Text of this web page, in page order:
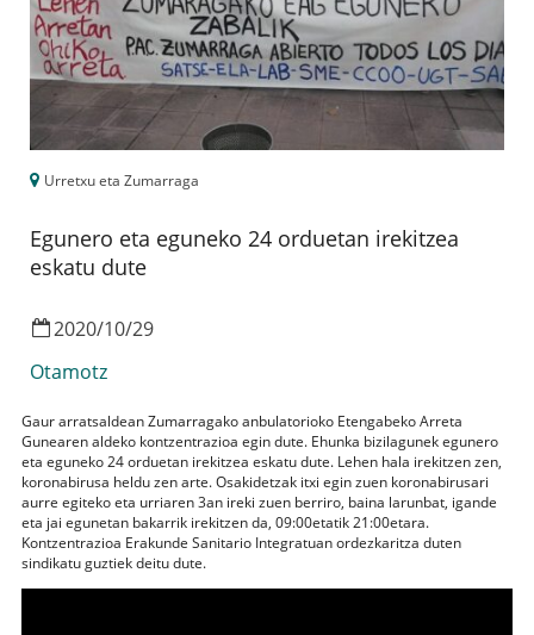
Urretxu eta Zumarraga
Egunero eta eguneko 24 orduetan irekitzea
eskatu dute
2020/10/29
Otamotz
Gaur arratsaldean Zumarragako anbulatorioko Etengabeko Arreta
Gunearen aldeko kontzentrazioa egin dute. Ehunka bizilagunek egunero
eta eguneko 24 orduetan irekitzea eskatu dute. Lehen hala irekitzen zen,
koronabirusa heldu zen arte. Osakidetzak itxi egin zuen koronabirusari
aurre egiteko eta urriaren 3an ireki zuen berriro, baina larunbat, igande
eta jai egunetan bakarrik irekitzen da, 09:00etatik 21:00etara.
Kontzentrazioa Erakunde Sanitario Integratuan ordezkaritza duten
sindikatu guztiek deitu dute.